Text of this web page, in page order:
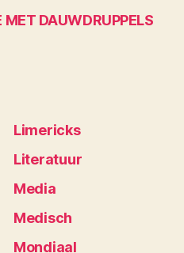
MET DAUWDRUPPELS
Limericks
Literatuur
Media
Medisch
Mondiaal